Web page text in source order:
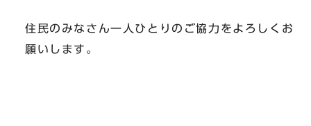
住民のみなさん一人ひとりのご協力をよろしくお
願いします。